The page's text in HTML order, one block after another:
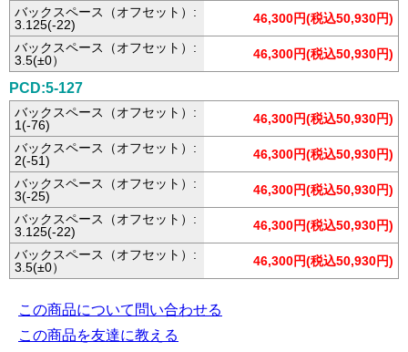
バックスペース（オフセット）:
3.125(-22)
46,300円(税込50,930円)
バックスペース（オフセット）:
3.5(±0）
46,300円(税込50,930円)
PCD:5-127
バックスペース（オフセット）:
1(-76)
46,300円(税込50,930円)
バックスペース（オフセット）:
2(-51)
46,300円(税込50,930円)
バックスペース（オフセット）:
3(-25)
46,300円(税込50,930円)
バックスペース（オフセット）:
3.125(-22)
46,300円(税込50,930円)
バックスペース（オフセット）:
3.5(±0）
46,300円(税込50,930円)
この商品について問い合わせる
この商品を友達に教える